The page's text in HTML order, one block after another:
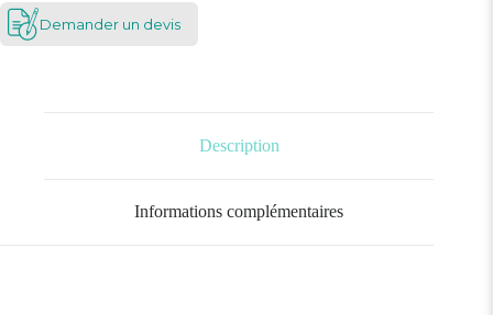
Demander un devis
Description
Informations complémentaires